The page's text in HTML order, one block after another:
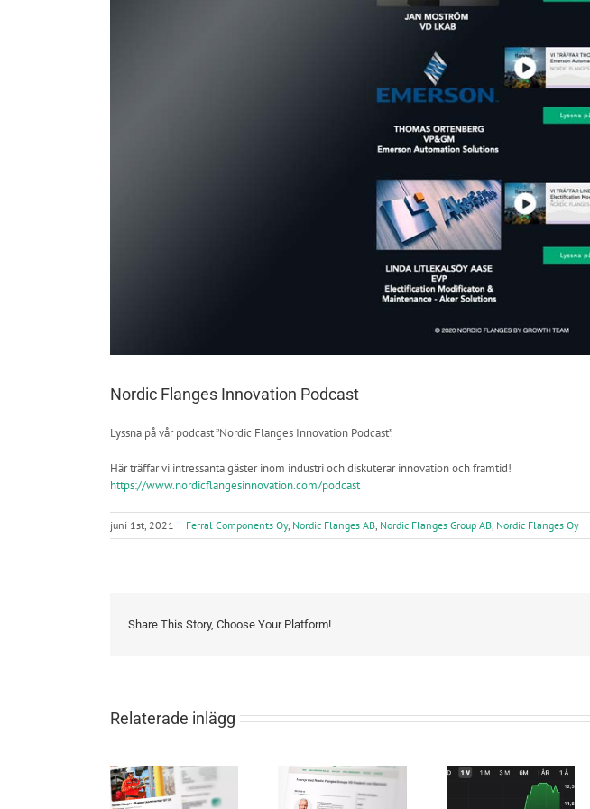
Nordic Flanges Innovation Podcast
Lyssna på vår podcast ”Nordic Flanges Innovation Podcast”.
Här träffar vi intressanta gäster inom industri och diskuterar innovation och framtid!
https://www.nordicflangesinnovation.com/podcast
juni 1st, 2021 | Ferral Components Oy, Nordic Flanges AB Nordic Flanges Group AB Nordic Flanges Oy |
Share This Story, Choose Your Platform!
Relaterade inlägg
Nordic Flanges VD Nordic Flanges